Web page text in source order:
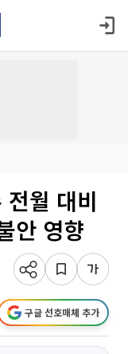
월 대비
안 영향
구글 선호매체 추가